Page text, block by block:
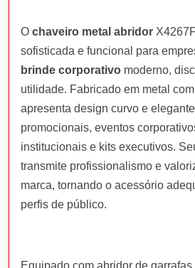
O chaveiro metal abridor
sofisticada e funcional para
brinde corporativo moderno,
utilidade. Fabricado em metal
apresenta design curvo e
promocionais, eventos
institucionais e kits executivos.
transmite profissionalismo e
marca, tornando o acessório
perfis de público.
Equipado com abridor de